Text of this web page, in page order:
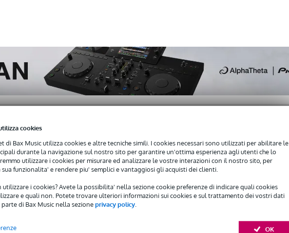
cookies
di Bax Music utilizza cookies e altre tecniche simili. I cookies necessari sono utilizzati per abilitare le
durante la navigazione sul nostro sito per garantire un'ottima esperienza agli utenti che lo
utilizzare i cookies per misurare ed analizzare le vostre interazioni con il nostro sito, per
funzionalita' e rendere piu' semplici e vantaggiosi gli acquisti dei clienti.
utilizzare i cookies? Avete la possibilita' nella sezione cookie preferenze di indicare quali cookies
e quali non. Potete trovare ulteriori informazioni sui cookies e sul trattamento dei vostri dati
di Bax Music nella sezioneprivacy policy.
OK
Ferrite Compression Driver
avrete una garanzia di 2 anni.